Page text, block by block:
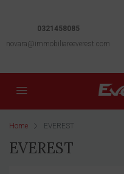
0321458085
novara@immobiliareeverest.com
Home EVEREST
EVEREST